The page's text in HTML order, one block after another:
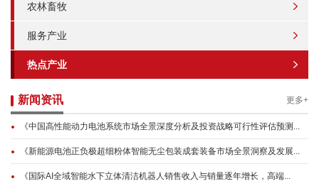
农林畜牧
服务产业
热点产业
新闻资讯 更多+
《中国高性能动力电池系统市场全景深度分析及投资战略可行性评估预测...
《新能源电池正负极超细粉体智能无尘包装成套装备市场全景洞察及发展...
《国际AI全域智能水下立体清洁机器人销售收入与销量逐年增长，高端...